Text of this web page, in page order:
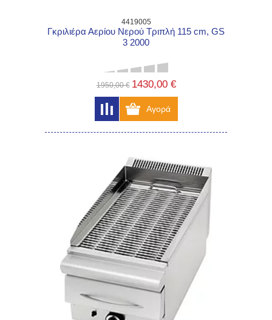
4419005
Γκριλιέρα Αερίου Νερού Τριπλή 115 cm, GS
3 2000
1950,00 € 1430,00 €